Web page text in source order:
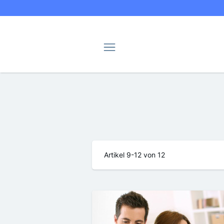
Navigation
Artikel 9-12 von 12